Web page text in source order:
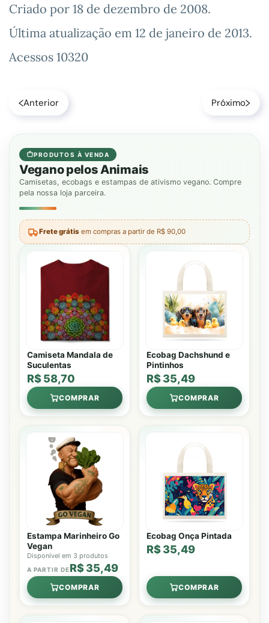
Criado por 18 de dezembro de 2008.
Última atualização em 12 de janeiro de 2013.
Acessos 10320
Anterior Próximo
PRODUTOS À VENDA
Vegano pelos Animais
Camisetas, ecobags e estampas de ativismo vegano. Compre
pela nossa loja parceira.
Frete grátis em compras a partir de R$ 90,00
Camiseta Mandala de
Suculentas
R$ 58,70
COMPRAR
Ecobag Dachshund e
Pintinhos
R$ 35,49
COMPRAR
Estampa Marinheiro Go
Vegan
Disponível em 3 produtos
A PARTIR DER$ 35,49
COMPRAR
Ecobag Onça Pintada
R$ 35,49
COMPRAR